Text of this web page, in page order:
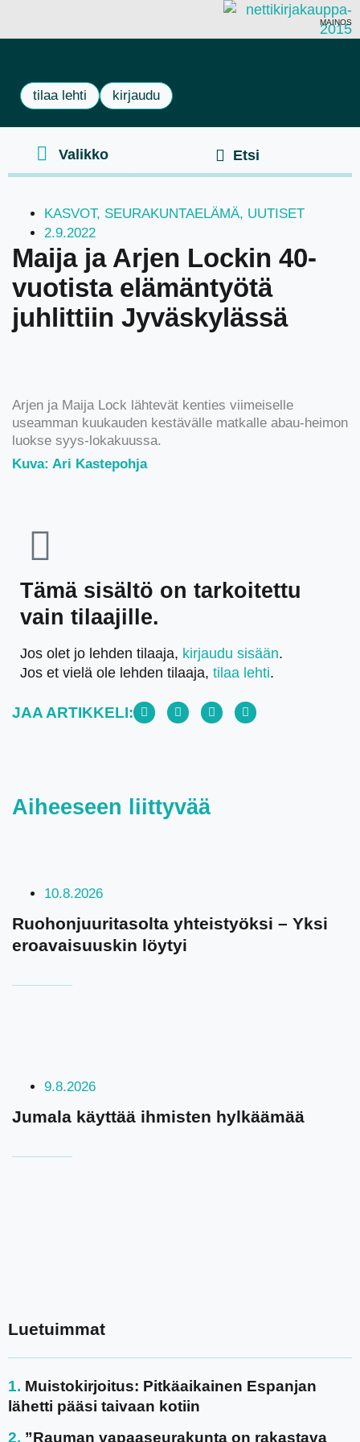
MAINOS
tilaa lehti kirjaudu
KASVOT, SEURAKUNTAELÄMÄ, UUTISET
2.9.2022
Maija ja Arjen Lockin 40-
vuotista elämäntyötä
juhlittiin Jyväskylässä
Arjen ja Maija Lock lähtevät kenties viimeiselle
useamman kuukauden kestävälle matkalle abau-heimon
luokse syys-lokakuussa.
Kuva: Ari Kastepohja
Tämä sisältö on tarkoitettu
vain tilaajille.
Jos olet jo lehden tilaaja, kirjaudu sisään.
Jos et vielä ole lehden tilaaja, tilaa lehti.
JAA ARTIKKELI:
Aiheeseen liittyvää
10.8.2026
Ruohonjuuritasolta yhteistyöksi – Yksi
eroavaisuuskin löytyi
9.8.2026
Jumala käyttää ihmisten hylkäämää
Luetuimmat
Muistokirjoitus: Pitkäaikainen Espanjan
lähetti pääsi taivaan kotiin
”Rauman vapaaseurakunta on rakastava